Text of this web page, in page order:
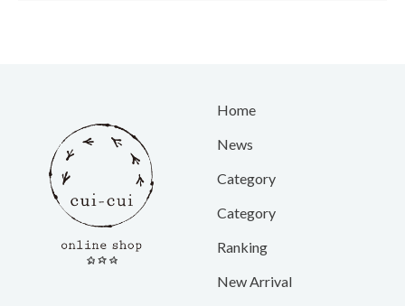
Home
News
Category
Category
Ranking
New Arrival